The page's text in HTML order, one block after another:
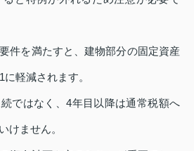
件を満たすと、建物部分の固定資産
軽減されます。
ではなく、4年目以降は通常税額へ
けません。